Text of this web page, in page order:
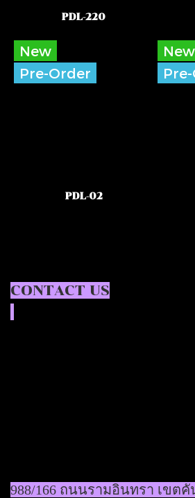
PDL-220
New
Pre-Order
PDL-02
New
CONTACT US
988/166 ถนนรามอินทรา เขตคั